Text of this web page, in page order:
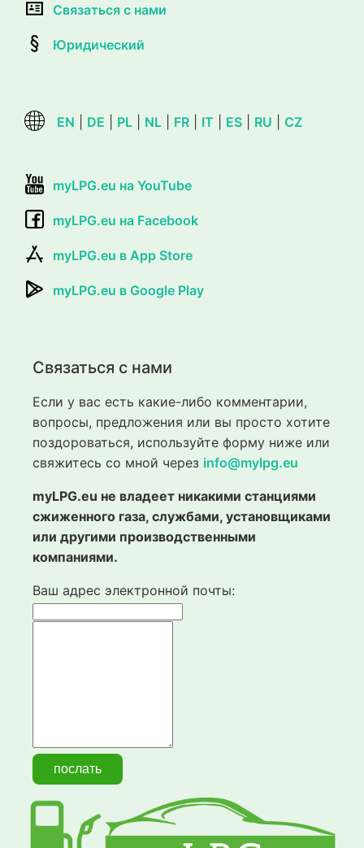
Связаться с нами
Юридический
EN DE PL NL FR IT ES RU CZ
myLPG.eu на YouTube
myLPG.eu на Facebook
myLPG.eu в App Store
myLPG.eu в Google Play
Связаться с нами
Если у вас есть какие-либо комментарии,
вопросы, предложения или вы просто хотите
поздороваться, используйте форму ниже или
свяжитесь со мной через info@mylpg.eu
myLPG.eu не владеет никакими станциями
сжиженного газа, службами, установщиками
или другими производственными
компаниями.
Ваш адрес электронной почты: